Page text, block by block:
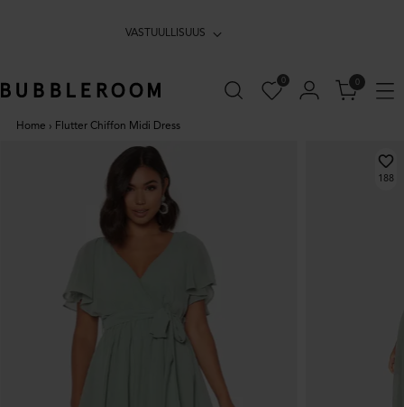
VASTUULLISUUS
0 0
Home › Flutter Chiffon Midi Dress
188